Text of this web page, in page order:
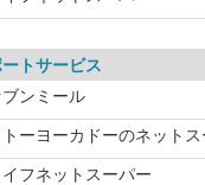
トサービス
ンミール
ーヨーカドーのネットス
フネットスーパー